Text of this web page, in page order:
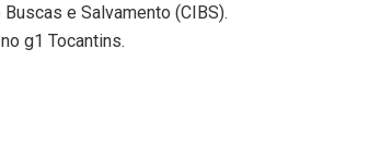
e Salvamento (CIBS).
g1 Tocantins.